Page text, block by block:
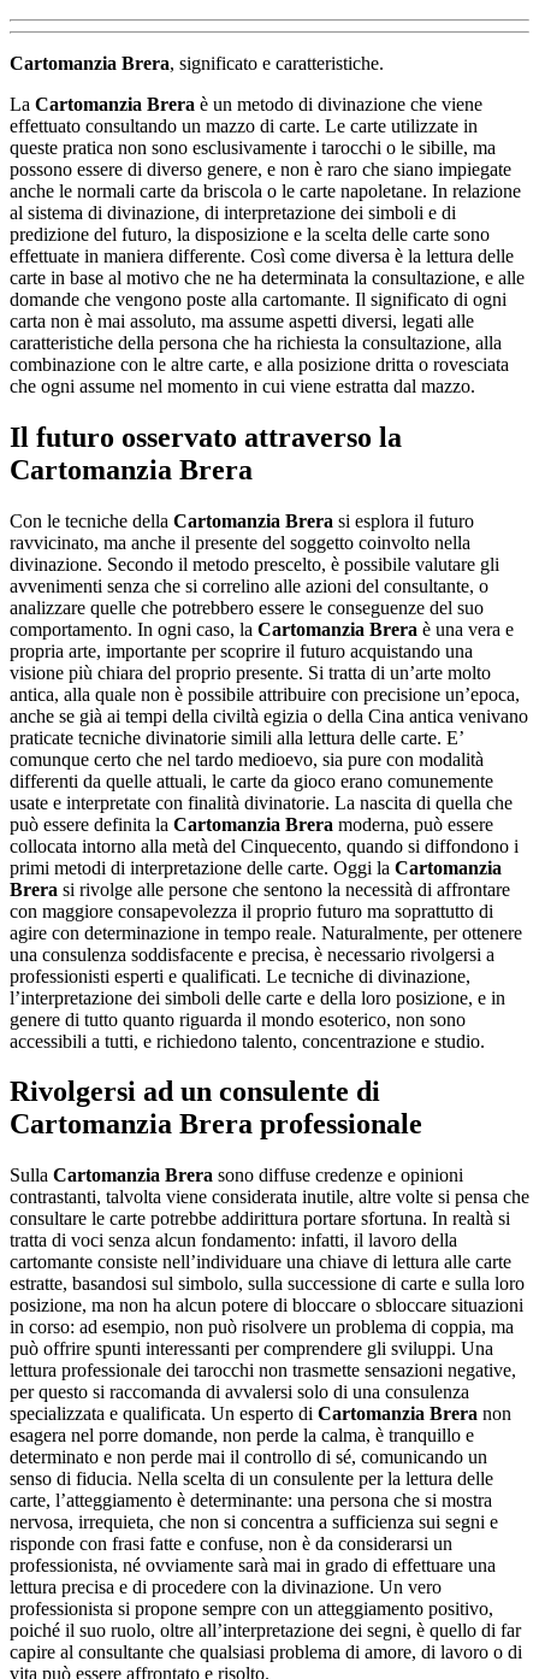
Cartomanzia Brera, significato e caratteristiche.
La Cartomanzia Brera è un metodo di divinazione che viene
effettuato consultando un mazzo di carte. Le carte utilizzate in
queste pratica non sono esclusivamente i tarocchi o le sibille, ma
possono essere di diverso genere, e non è raro che siano impiegate
anche le normali carte da briscola o le carte napoletane. In relazione
al sistema di divinazione, di interpretazione dei simboli e di
predizione del futuro, la disposizione e la scelta delle carte sono
effettuate in maniera differente. Così come diversa è la lettura delle
carte in base al motivo che ne ha determinata la consultazione, e alle
domande che vengono poste alla cartomante. Il significato di ogni
carta non è mai assoluto, ma assume aspetti diversi, legati alle
caratteristiche della persona che ha richiesta la consultazione, alla
combinazione con le altre carte, e alla posizione dritta o rovesciata
che ogni assume nel momento in cui viene estratta dal mazzo.
Il futuro osservato attraverso la
Cartomanzia Brera
Con le tecniche della Cartomanzia Brera si esplora il futuro
ravvicinato, ma anche il presente del soggetto coinvolto nella
divinazione. Secondo il metodo prescelto, è possibile valutare gli
avvenimenti senza che si correlino alle azioni del consultante, o
analizzare quelle che potrebbero essere le conseguenze del suo
comportamento. In ogni caso, la Cartomanzia Brera è una vera e
propria arte, importante per scoprire il futuro acquistando una
visione più chiara del proprio presente. Si tratta di un’arte molto
antica, alla quale non è possibile attribuire con precisione un’epoca,
anche se già ai tempi della civiltà egizia o della Cina antica venivano
praticate tecniche divinatorie simili alla lettura delle carte. E’
comunque certo che nel tardo medioevo, sia pure con modalità
differenti da quelle attuali, le carte da gioco erano comunemente
usate e interpretate con finalità divinatorie. La nascita di quella che
può essere definita la Cartomanzia Brera moderna, può essere
collocata intorno alla metà del Cinquecento, quando si diffondono i
primi metodi di interpretazione delle carte. Oggi la Cartomanzia
Brera si rivolge alle persone che sentono la necessità di affrontare
con maggiore consapevolezza il proprio futuro ma soprattutto di
agire con determinazione in tempo reale. Naturalmente, per ottenere
una consulenza soddisfacente e precisa, è necessario rivolgersi a
professionisti esperti e qualificati. Le tecniche di divinazione,
l’interpretazione dei simboli delle carte e della loro posizione, e in
genere di tutto quanto riguarda il mondo esoterico, non sono
accessibili a tutti, e richiedono talento, concentrazione e studio.
Rivolgersi ad un consulente di
Cartomanzia Brera professionale
Sulla Cartomanzia Brera sono diffuse credenze e opinioni
contrastanti, talvolta viene considerata inutile, altre volte si pensa che
consultare le carte potrebbe addirittura portare sfortuna. In realtà si
tratta di voci senza alcun fondamento: infatti, il lavoro della
cartomante consiste nell’individuare una chiave di lettura alle carte
estratte, basandosi sul simbolo, sulla successione di carte e sulla loro
posizione, ma non ha alcun potere di bloccare o sbloccare situazioni
in corso: ad esempio, non può risolvere un problema di coppia, ma
può offrire spunti interessanti per comprendere gli sviluppi. Una
lettura professionale dei tarocchi non trasmette sensazioni negative,
per questo si raccomanda di avvalersi solo di una consulenza
specializzata e qualificata. Un esperto di Cartomanzia Brera non
esagera nel porre domande, non perde la calma, è tranquillo e
determinato e non perde mai il controllo di sé, comunicando un
senso di fiducia. Nella scelta di un consulente per la lettura delle
carte, l’atteggiamento è determinante: una persona che si mostra
nervosa, irrequieta, che non si concentra a sufficienza sui segni e
risponde con frasi fatte e confuse, non è da considerarsi un
professionista, né ovviamente sarà mai in grado di effettuare una
lettura precisa e di procedere con la divinazione. Un vero
professionista si propone sempre con un atteggiamento positivo,
poiché il suo ruolo, oltre all’interpretazione dei segni, è quello di far
capire al consultante che qualsiasi problema di amore, di lavoro o di
vita può essere affrontato e risolto.